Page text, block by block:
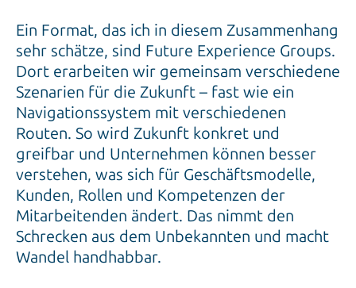
Ein Format, das ich in diesem Zusammenhang
sehr schätze, sind Future Experience Groups.
Dort erarbeiten wir gemeinsam verschiedene
Szenarien für die Zukunft – fast wie ein
Navigationssystem mit verschiedenen
Routen. So wird Zukunft konkret und
greifbar und Unternehmen können besser
verstehen, was sich für Geschäftsmodelle,
Kunden, Rollen und Kompetenzen der
Mitarbeitenden ändert. Das nimmt den
Schrecken aus dem Unbekannten und macht
Wandel handhabbar.